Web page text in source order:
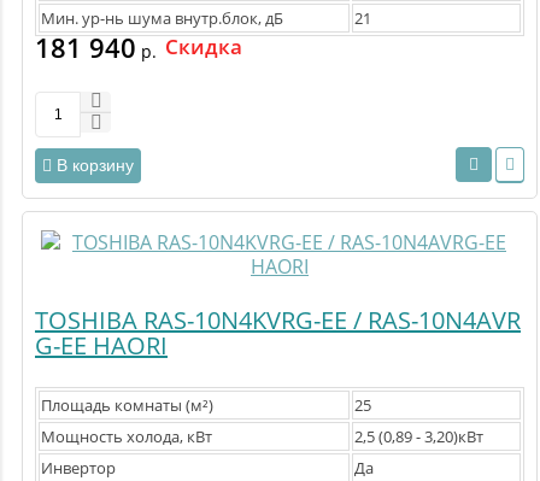
Мин. ур-нь шума внутр.блок, дБ
21
181 940 р. Скидка
В корзину
TOSHIBA RAS-10N4KVRG-EE / RAS-10N4AVR
G-EE HAORI
Площадь комнаты (м²)
25
Мощность холода, кВт
2,5 (0,89 - 3,20)кВт
Инвертор
Да